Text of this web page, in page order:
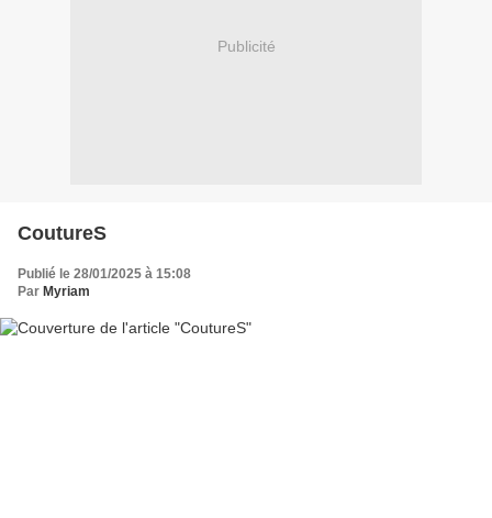
Publicité
CoutureS
Publié le 28/01/2025 à 15:08
Par Myriam